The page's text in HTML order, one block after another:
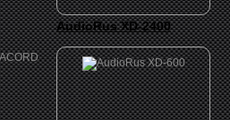
AudioRus XD-2400